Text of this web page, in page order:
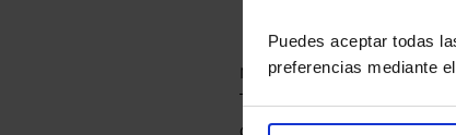
Puedes aceptar todas
preferencias mediante